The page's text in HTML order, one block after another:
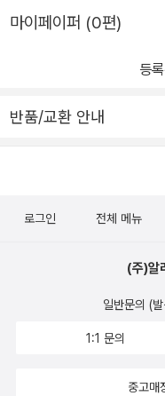
마이페이퍼 (0편)
등
반품/교환 안내
로그인 전체 메뉴
(주)알
일반문의 (
1:1 문의
중고매